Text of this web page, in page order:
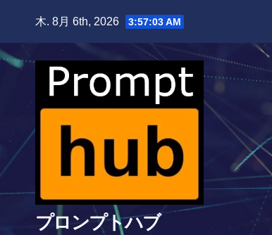
content
木. 8月 6th, 2026 3:57:04 AM
プロンプトハブ